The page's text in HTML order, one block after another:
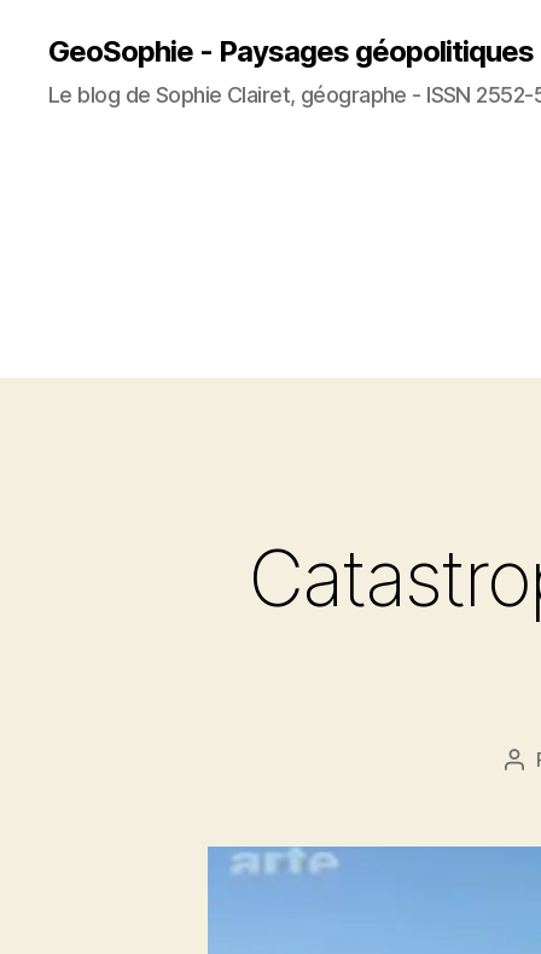
GeoSophie - Paysages géopolitiques
Le blog de Sophie Clairet, géographe - ISSN 2552-